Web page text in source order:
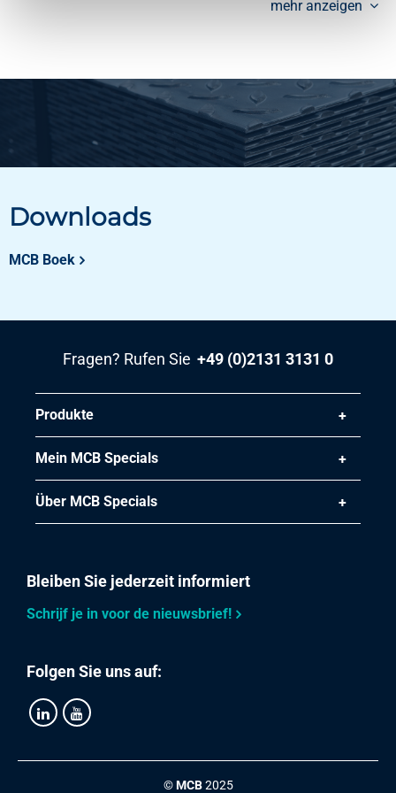
mehr anzeigen
Downloads
MCB Boek
Fragen? Rufen Sie +49 (0)2131 3131 0
Produkte
Mein MCB Specials
Über MCB Specials
Bleiben Sie jederzeit informiert
Schrijf je in voor de nieuwsbrief!
Folgen Sie uns auf:
©MCB2025